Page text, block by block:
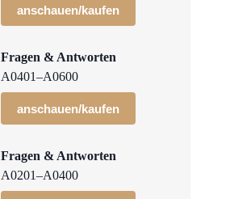
anschauen/kaufen
Fragen & Antworten
A0401–A0600
anschauen/kaufen
Fragen & Antworten
A0201–A0400